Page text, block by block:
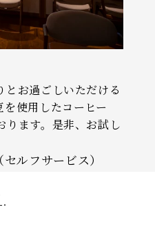
とお過ごしいただける
使用したコーヒー
ります。是非、お試し
ルフサービス）